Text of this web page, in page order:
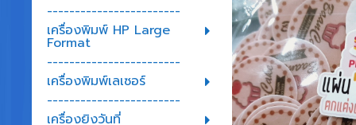
------------------------
เครื่องพิมพ์ HP Large
Format
------------------------
เครื่องพิมพ์เลเซอร์
------------------------
เครื่องยิงวันที่